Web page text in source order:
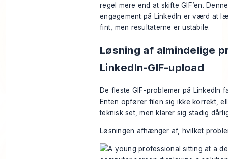
regel mere end at skifte GIF’en.
engagement på LinkedIn er værd at
fint, men resultaterne er ustabile.
Løsning af almindelige
LinkedIn-GIF-upload
De fleste GIF-problemer på LinkedIn
Enten opfører filen sig ikke korrekt,
teknisk set, men klarer sig stadig
Løsningen afhænger af, hvilket